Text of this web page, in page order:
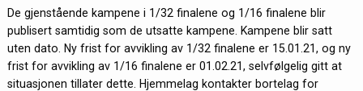
De gjenstående kampene i 1/32 finalene og 1/16 finalene blir
publisert samtidig som de utsatte kampene. Kampene blir satt
uten dato. Ny frist for avvikling av 1/32 finalene er 15.01.21, og ny
frist for avvikling av 1/16 finalene er 01.02.21, selvfølgelig gitt at
situasjonen tillater dette. Hjemmelag kontakter bortelag for